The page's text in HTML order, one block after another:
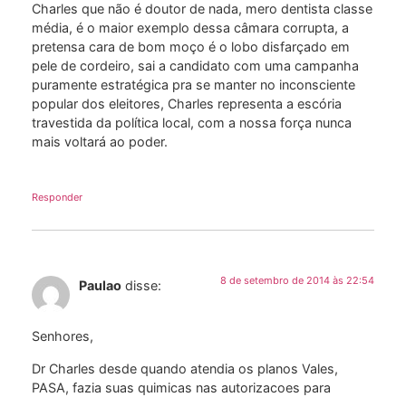
Charles que não é doutor de nada, mero dentista classe
média, é o maior exemplo dessa câmara corrupta, a
pretensa cara de bom moço é o lobo disfarçado em
pele de cordeiro, sai a candidato com uma campanha
puramente estratégica pra se manter no inconsciente
popular dos eleitores, Charles representa a escória
travestida da política local, com a nossa força nunca
mais voltará ao poder.
Responder
Paulao disse: 8 de setembro de 2014 às 22:54
Senhores,
Dr Charles desde quando atendia os planos Vales,
PASA, fazia suas quimicas nas autorizacoes para